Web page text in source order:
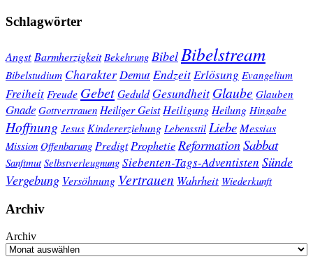
Schlagwörter
AngstBarmherzigkeit Bekehrung BibelBibelstream
Bibelstudium Charakter DemutEndzeitErlösung Evangelium
FreiheitFreude GebetGeduld Gesundheit Glaube Glauben
Gnade Gottvertrauen Heiliger Geist HeiligungHeilung Hingabe
Hoffnung Jesus Kindererziehung Lebensstil LiebeMessias
Mission Offenbarung Predigt ProphetieReformationSabbat
Sanftmut Selbstverleugnung Siebenten-Tags-Adventisten Sünde
Vergebung Versöhnung Vertrauen Wahrheit Wiederkunft
Archiv
Archiv